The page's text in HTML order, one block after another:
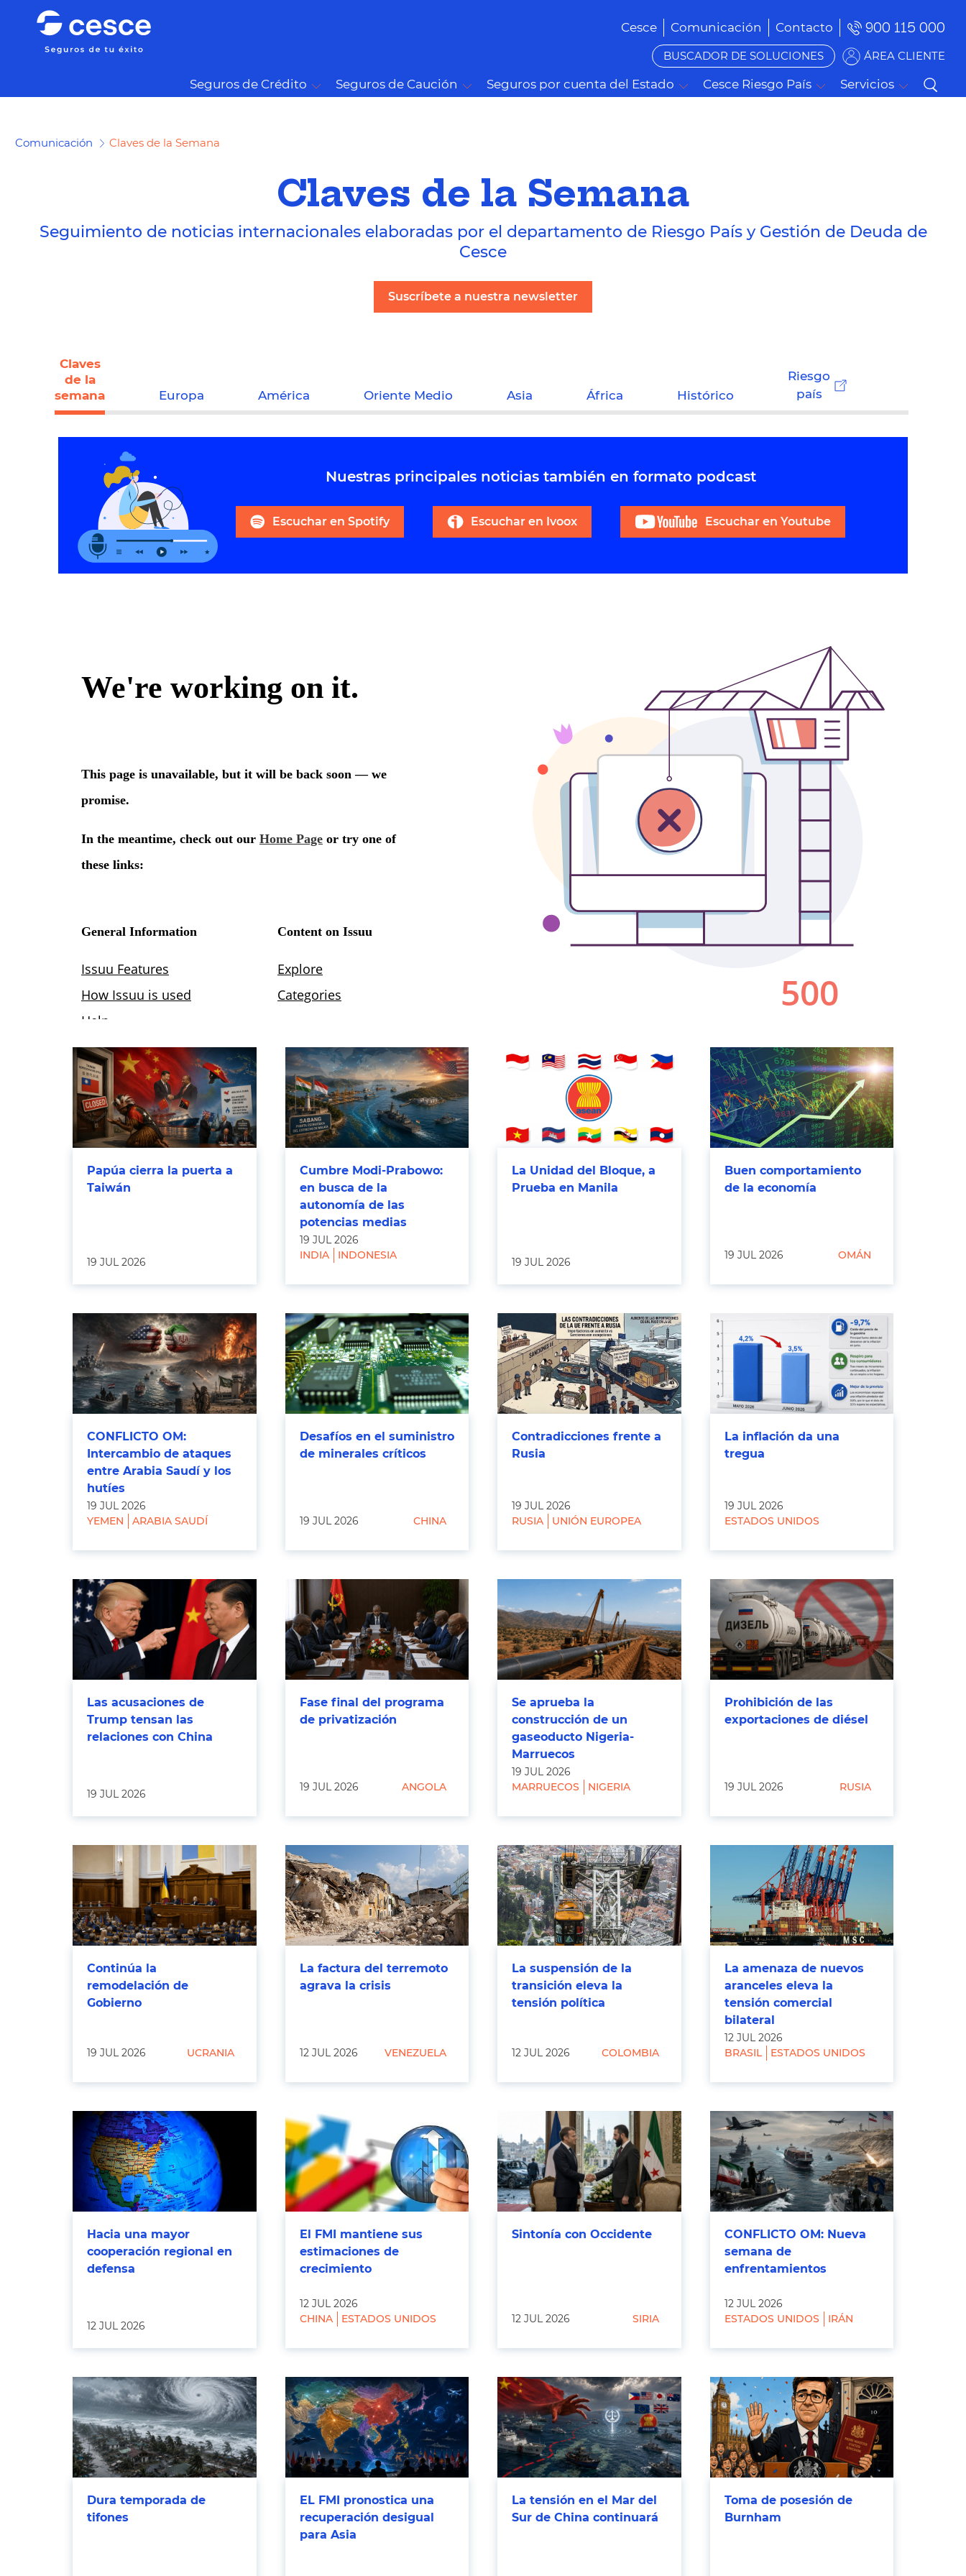
Cesce Comunicación Contacto 900 115 000
BUSCADOR DE SOLUCIONES ÁREA CLIENTE
Seguros de Crédito Seguros de Caución Seguros por cuenta del Estado Cesce Riesgo País Servicios
Comunicación Claves de la Semana
Claves de la Semana
Seguimiento de noticias internacionales elaboradas por el departamento de Riesgo País y Gestión de Deuda de
Cesce
Suscríbete a nuestra newsletter
Claves
de la
semana
Europa América Oriente Medio Asia África Histórico
Riesgo
país
Nuestras principales noticias también en formato podcast
Escuchar en Spotify Escuchar en Ivoox Escuchar en Youtube
Papúa cierra la puerta a
Taiwán
19 JUL 2026
Cumbre Modi-Prabowo:
en busca de la
autonomía de las
potencias medias
19 JUL 2026
INDIA
INDONESIA
La Unidad del Bloque, a
Prueba en Manila
19 JUL 2026
Buen comportamiento
de la economía
19 JUL 2026 OMÁN
CONFLICTO OM:
Intercambio de ataques
entre Arabia Saudí y los
hutíes
19 JUL 2026
YEMEN
ARABIA SAUDÍ
Desafíos en el suministro
de minerales críticos
19 JUL 2026 CHINA
Contradicciones frente a
Rusia
19 JUL 2026
RUSIA
UNIÓN EUROPEA
La inflación da una
tregua
19 JUL 2026
ESTADOS UNIDOS
Las acusaciones de
Trump tensan las
relaciones con China
19 JUL 2026
Fase final del programa
de privatización
19 JUL 2026 ANGOLA
Se aprueba la
construcción de un
gaseoducto Nigeria-
Marruecos
19 JUL 2026
MARRUECOS
NIGERIA
Prohibición de las
exportaciones de diésel
19 JUL 2026 RUSIA
Continúa la
remodelación de
Gobierno
19 JUL 2026 UCRANIA
La factura del terremoto
agrava la crisis
12 JUL 2026 VENEZUELA
La suspensión de la
transición eleva la
tensión política
12 JUL 2026 COLOMBIA
La amenaza de nuevos
aranceles eleva la
tensión comercial
bilateral
12 JUL 2026
BRASIL
ESTADOS UNIDOS
Hacia una mayor
cooperación regional en
defensa
12 JUL 2026
El FMI mantiene sus
estimaciones de
crecimiento
12 JUL 2026
CHINA
ESTADOS UNIDOS
Sintonía con Occidente
12 JUL 2026 SIRIA
CONFLICTO OM: Nueva
semana de
enfrentamientos
12 JUL 2026
ESTADOS UNIDOS
IRÁN
Dura temporada de
tifones
EL FMI pronostica una
recuperación desigual
para Asia
La tensión en el Mar del
Sur de China continuará
Toma de posesión de
Burnham